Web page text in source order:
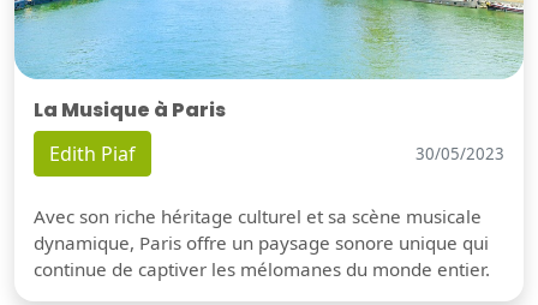
La Musique à Paris
Edith Piaf 30/05/2023
Avec son riche héritage culturel et sa scène musicale
dynamique, Paris offre un paysage sonore unique qui
continue de captiver les mélomanes du monde entier.